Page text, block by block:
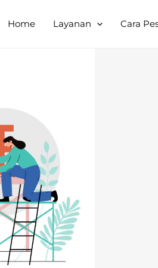
Home Layanan Cara